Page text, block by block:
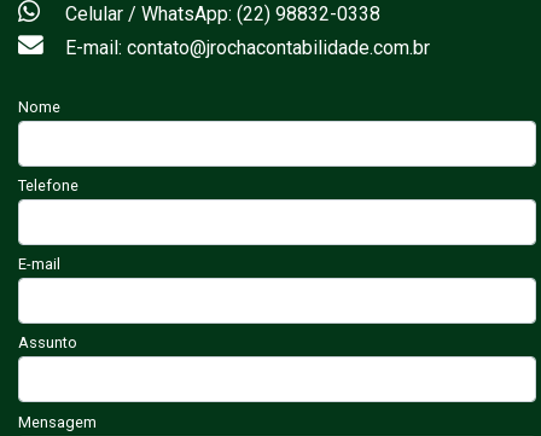
Celular / WhatsApp: (22) 98832-0338
E-mail: contato@jrochacontabilidade.com.br
Nome
Telefone
E-mail
Assunto
Mensagem